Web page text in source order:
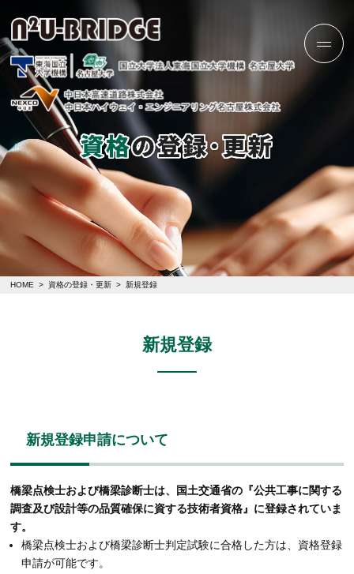
HOME > 資格の登録・更新 > 新規登録
新規登録
新規登録申請について
橋梁点検士および橋梁診断士は、国土交通省の『公共工事に関する
調査及び設計等の品質確保に資する技術者資格』に登録されていま
す。
橋梁点検士および橋梁診断士判定試験に合格した方は、資格登録
申請が可能です。